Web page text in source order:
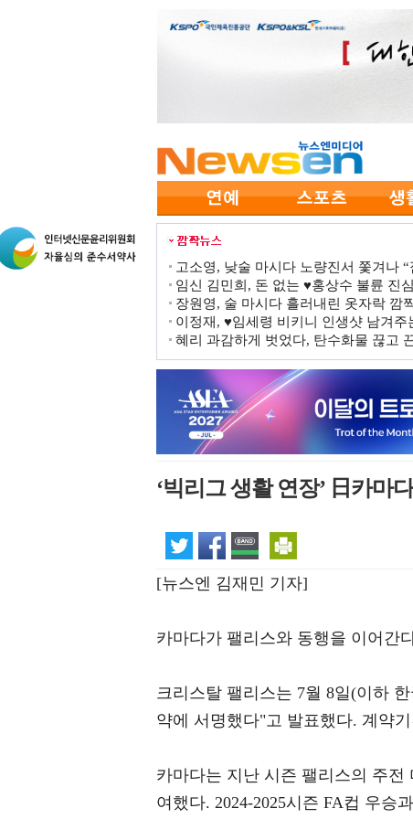
고소영, 낮술 마시다 노량진서 쫓겨나
임신 김민희, 돈 없는 ♥홍상수 불륜 진
장원영, 술 마시다 흘러내린 옷자락 깜
이정재, ♥임세령 비키니 인생샷 남겨
혜리 과감하게 벗었다, 탄수화물 끊고
‘빅리그 생활 연장’ 日카마
[뉴스엔 김재민 기자]
카마다가 팰리스와 동행을 이어간
크리스탈 팰리스는 7월 8일(이하
약에 서명했다"고 발표했다. 계약
카마다는 지난 시즌 팰리스의 주전
여했다. 2024-2025시즌 FA컵 우승